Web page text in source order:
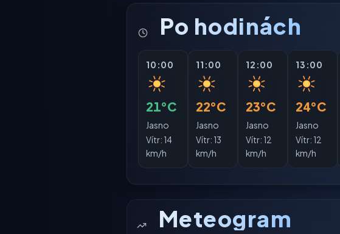
Po hodinách
10:00
21°C
Jasno
Vítr: 14
km/h
11:00
22°C
Jasno
Vítr: 13
km/h
12:00
23°C
Jasno
Vítr: 12
km/h
13:00
24°C
Jasno
Vítr: 12
km/h
Meteogram